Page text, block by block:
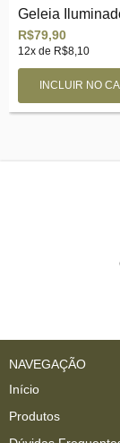
R$79,90
12x de R$8,10
NAVEGAÇÃO
Início
Produtos